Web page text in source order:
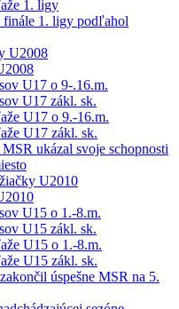
1. ligy
1. ligy podľahol
U2008
U17 o 9-.16.m.
U17 zákl. sk.
U17 o 9.-16.m.
U17 zákl. sk.
ukázal svoje schopnosti
U2010
U15 o 1.-8.m.
U15 zákl. sk.
U15 o 1.-8.m.
U15 zákl. sk.
úspešne MSR na 5.